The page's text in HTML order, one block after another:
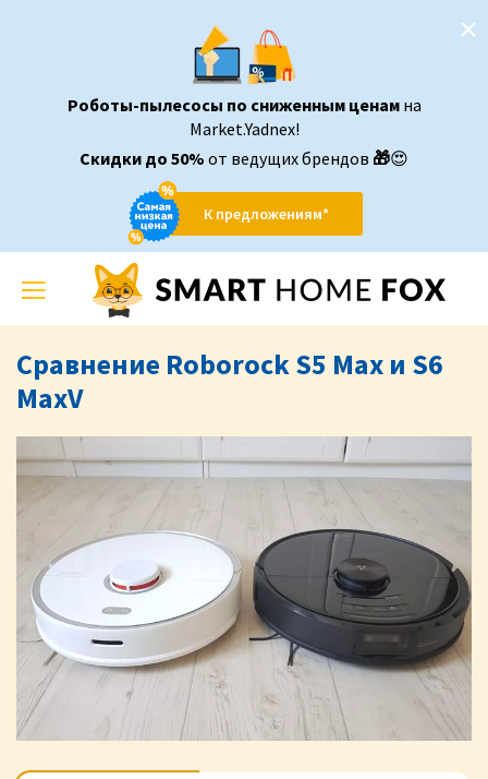
Роботы-пылесосы по сниженным ценам на
Market.Yadnex!
Скидки до 50% от ведущих брендов 🎁😍
К предложениям*
Toggle
navigation
Сравнение Roborock S5 Max и S6
MaxV